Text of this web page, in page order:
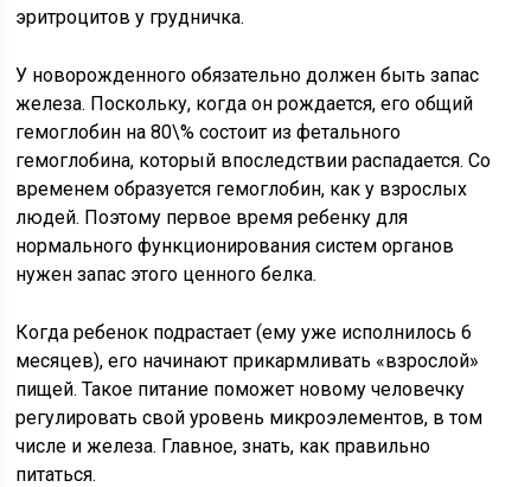
эритроцитов у грудничка.
У новорожденного обязательно должен быть запас
железа. Поскольку, когда он рождается, его общий
гемоглобин на 80\% состоит из фетального
гемоглобина, который впоследствии распадается. Со
временем образуется гемоглобин, как у взрослых
людей. Поэтому первое время ребенку для
нормального функционирования систем органов
нужен запас этого ценного белка.
Когда ребенок подрастает (ему уже исполнилось 6
месяцев), его начинают прикармливать «взрослой»
пищей. Такое питание поможет новому человечку
регулировать свой уровень микроэлементов, в том
числе и железа. Главное, знать, как правильно
питаться.